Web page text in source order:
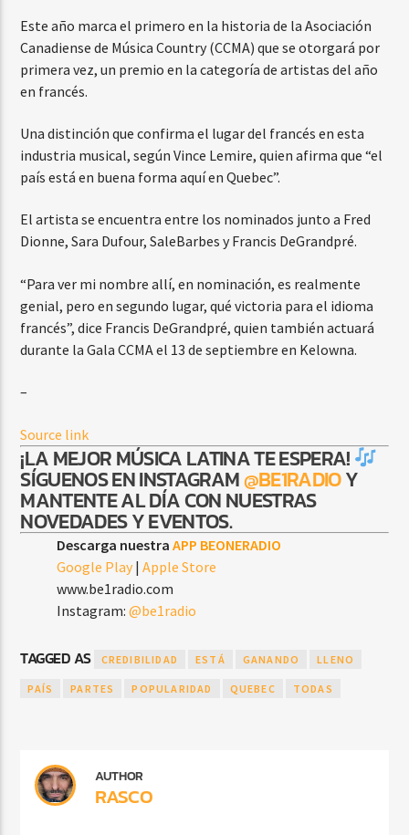
Este año marca el primero en la historia de la Asociación
Canadiense de Música Country (CCMA) que se otorgará por
primera vez, un premio en la categoría de artistas del año
en francés.
Una distinción que confirma el lugar del francés en esta
industria musical, según Vince Lemire, quien afirma que “el
país está en buena forma aquí en Quebec”.
El artista se encuentra entre los nominados junto a Fred
Dionne, Sara Dufour, SaleBarbes y Francis DeGrandpré.
“Para ver mi nombre allí, en nominación, es realmente
genial, pero en segundo lugar, qué victoria para el idioma
francés”, dice Francis DeGrandpré, quien también actuará
durante la Gala CCMA el 13 de septiembre en Kelowna.
–
Source link
¡LA MEJOR MÚSICA LATINA TE ESPERA!
SÍGUENOS EN INSTAGRAM@BE1RADIOY
MANTENTE AL DÍA CON NUESTRAS
NOVEDADES Y EVENTOS.
Descarga nuestraAPP BEONERADIO
Google Play |Apple Store
www.be1radio.com
Instagram:@be1radio
TAGGED AS CREDIBILIDAD ESTÁ GANANDO LLENO
PAÍS PARTES POPULARIDAD QUEBEC TODAS
AUTHOR
RASCO